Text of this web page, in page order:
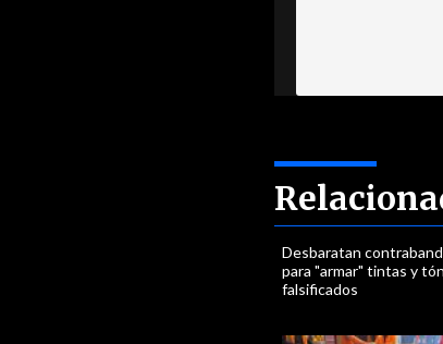
Desbaratan
para "armar" tintas y
falsificados